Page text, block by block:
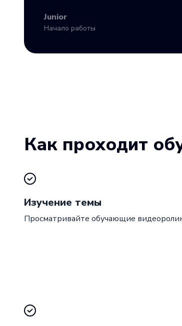
Junior
Начало работы
Как проходит
Изучение темы
Просматривайте обучающие